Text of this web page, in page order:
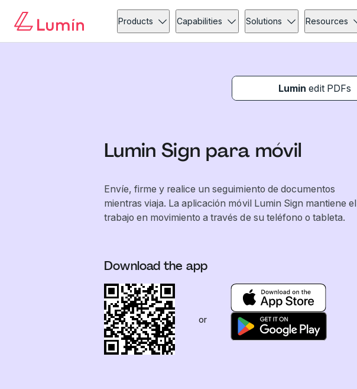
Products Capabilities Solutions Resources
Luminedit PDFs
Lumin Sign para móvil
Envíe, firme y realice un seguimiento de documentos
mientras viaja. La aplicación móvil Lumin Sign mantiene el
trabajo en movimiento a través de su teléfono o tableta.
Download the app
or